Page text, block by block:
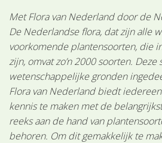
Met Flora van Nederland door de
De Nederlandse flora, dat zijn alle
voorkomende plantensoorten, die
zijn, omvat zo’n 2000 soorten.
wetenschappelijke gronden
Flora van Nederland biedt
kennis te maken met de
reeks aan de hand van
behoren. Om dit gemakkelijk te